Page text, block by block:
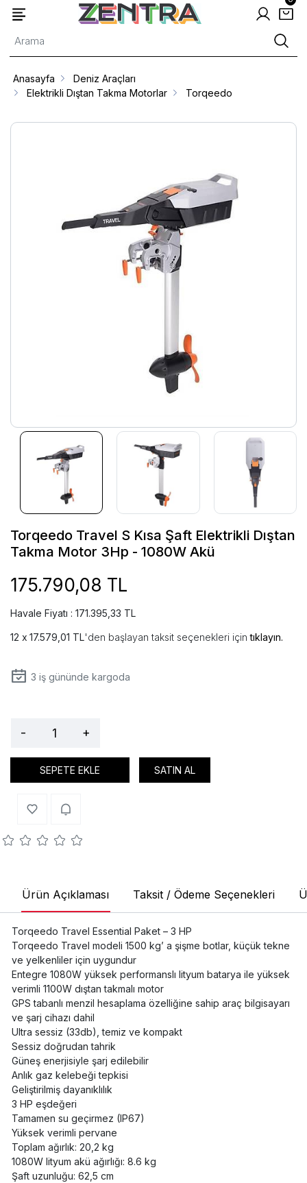
Anasayfa
Deniz Araçları
Elektrikli Dıştan Takma Motorlar
Torqeedo
Torqeedo Travel S Kısa Şaft Elektrikli Dıştan
Takma Motor 3Hp - 1080W Akü
175.790,08 TL
Havale Fiyatı : 171.395,33 TL
17.579,01 TL'den başlayan taksit seçenekleri içintıklayın.
3 iş gününde kargoda
- +
SEPETE EKLE SATIN AL
Ürün Açıklaması Taksit / Ödeme Seçenekleri
Torqeedo Travel Essential Paket – 3 HP
Torqeedo Travel modeli 1500 kg’ a şişme botlar, küçük tekne
ve yelkenliler için uygundur
Entegre 1080W yüksek performanslı lityum batarya ile yüksek
verimli 1100W dıştan takmalı motor
GPS tabanlı menzil hesaplama özelliğine sahip araç bilgisayarı
ve şarj cihazı dahil
Ultra sessiz (33db), temiz ve kompakt
Sessiz doğrudan tahrik
Güneş enerjisiyle şarj edilebilir
Anlık gaz kelebeği tepkisi
Geliştirilmiş dayanıklılık
3 HP eşdeğeri
Tamamen su geçirmez (IP67)
Yüksek verimli pervane
Toplam ağırlık: 20,2 kg
1080W lityum akü ağırlığı: 8.6 kg
Şaft uzunluğu: 62,5 cm